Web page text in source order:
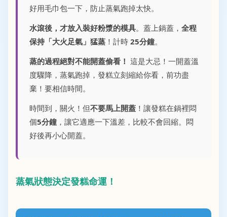
好用毛巾包一下，防止蒸氣跑掉太快。
水滾後，才放入裝好粉漿的模具。蓋上鍋蓋， 全程
保持「大火足氣」猛蒸！計時 25分鐘。
蒸的過程絕對不能開蓋偷看！ 這是大忌！一開蓋溫
度驟降，蒸氣跑掉，發糕立刻縮給你看，前功盡
棄！要相信時間。
時間到，關火！但不要馬上開蓋！讓發糕在鍋裡悶
個5分鐘，讓它適應一下溫差，比較不會回縮。悶
好後再小心開蓋。
蒸氣狀態決定發糕命運！